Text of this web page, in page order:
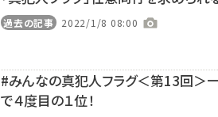
過去の記事 2022/1/8 08:00
#みんなの真犯人フラグ＜第13回＞一
で４度目の１位！